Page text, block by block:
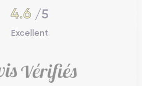
4.6 /5
Excellent